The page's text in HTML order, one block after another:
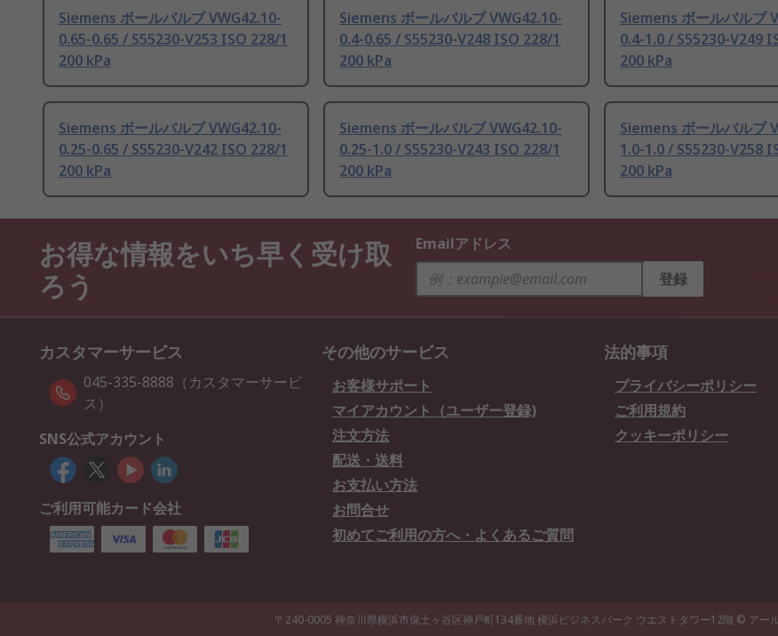
Siemens ボールバルブ VWG42.10-
0.65-0.65 / S55230-V253 ISO 228/1
200 kPa
Siemens ボールバルブ VWG42.10-
0.4-0.65 / S55230-V248 ISO 228/1
200 kPa
Siemens ボールバルブ
0.4-1.0 / S55230-V249
200 kPa
Siemens ボールバルブ VWG42.10-
0.25-0.65 / S55230-V242 ISO 228/1
200 kPa
Siemens ボールバルブ VWG42.10-
0.25-1.0 / S55230-V243 ISO 228/1
200 kPa
Siemens ボールバルブ
1.0-1.0 / S55230-V258
200 kPa
お得な情報をいち早く受け取
ろう
Emailアドレス
登録
カスタマーサービス
045-335-8888（カスタマーサービ
ス）
SNS公式アカウント
ご利用可能カード会社
その他のサービス
お客様サポート
マイアカウント（ユーザー登録)
注文方法
配送・送料
お支払い方法
お問合せ
初めてご利用の方へ・よくあるご質問
法的事項
プライバシーポリシー
ご利用規約
クッキーポリシー
〒240-0005 神奈川県横浜市保土ヶ谷区神戸町134番地 横浜ビジネスパーク ウエストタワー12階 © アー